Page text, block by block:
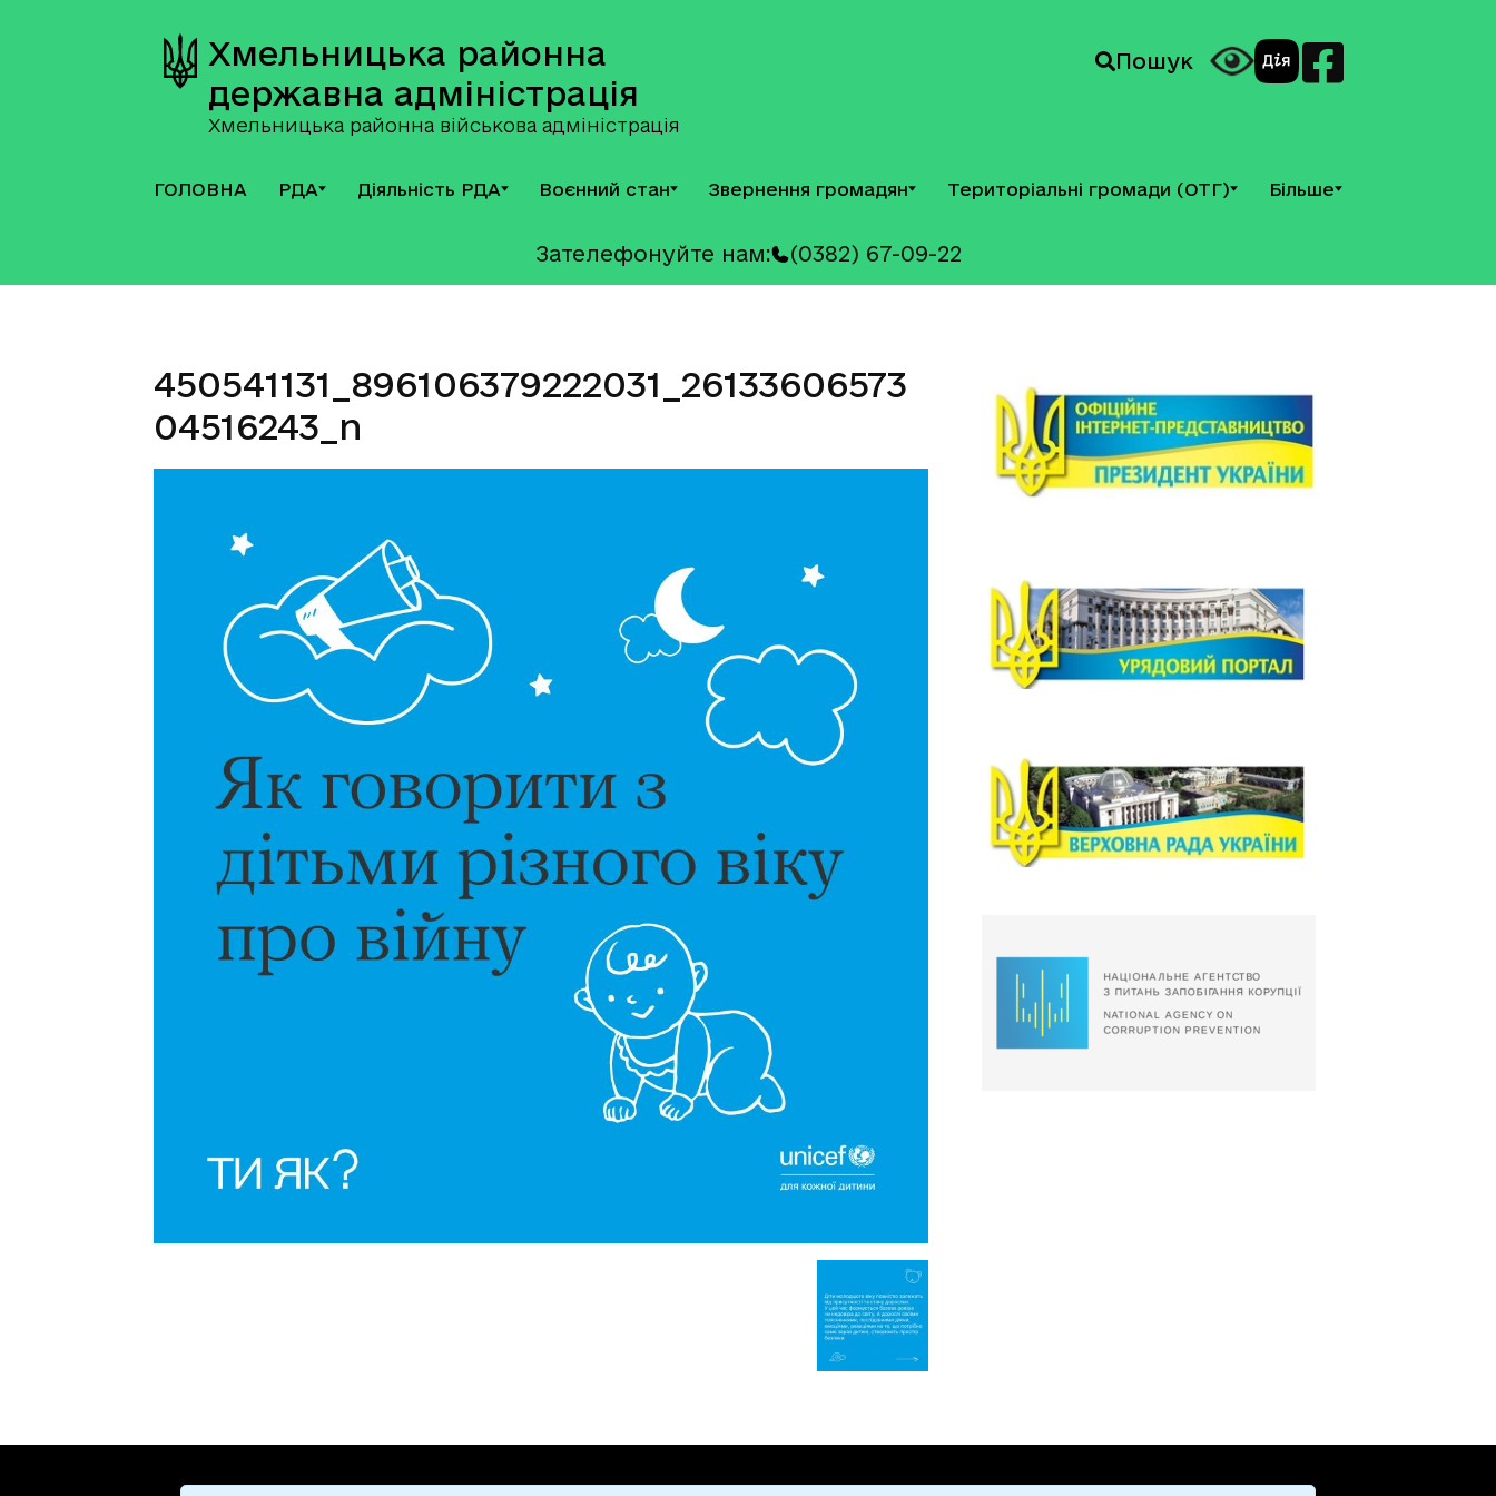
Хмельницька районна
державна адміністрація
Хмельницька районна військова адміністрація
Пошук
ГОЛОВНА РДА Діяльність РДА Воєнний стан Звернення громадян Територіальні громади (ОТГ) Більше
Зателефонуйте нам: (0382) 67-09-22
450541131_896106379222031_26133606573
04516243_n